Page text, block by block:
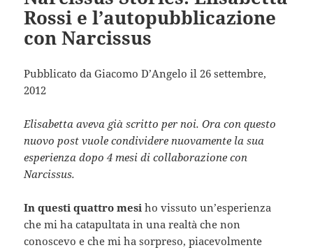
Rossi e l’autopubblicazione
con Narcissus
Pubblicato da Giacomo D’Angelo il 26 settembre,
2012
Elisabetta aveva già scritto per noi. Ora con questo
nuovo post vuole condividere nuovamente la sua
esperienza dopo 4 mesi di collaborazione con
Narcissus.
In questi quattro mesi ho vissuto un’esperienza
che mi ha catapultata in una realtà che non
conoscevo e che mi ha sorpreso, piacevolmente